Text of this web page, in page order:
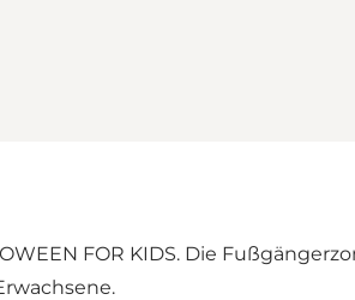
FOR KIDS. Die